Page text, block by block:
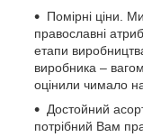
Помірні ціни.
православні
етапи
виробника –
оцінили чимало
Достойний
потрібний Вам